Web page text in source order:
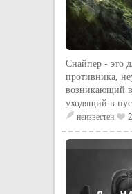
Снайпер - это
противника,
возникающий
уходящий в
неизвестен 2